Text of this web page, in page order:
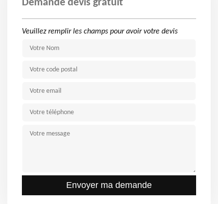
Demande devis gratuit
Veuillez remplir les champs pour avoir votre devis